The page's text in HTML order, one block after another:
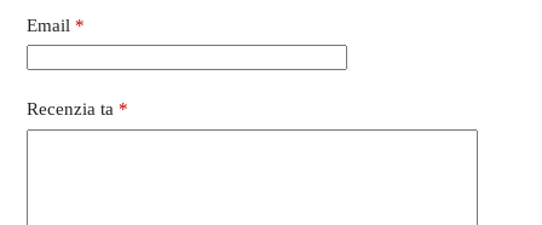
Email *
Recenzia ta *